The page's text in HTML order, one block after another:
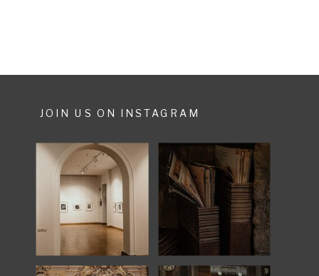
JOIN US ON INSTAGRAM